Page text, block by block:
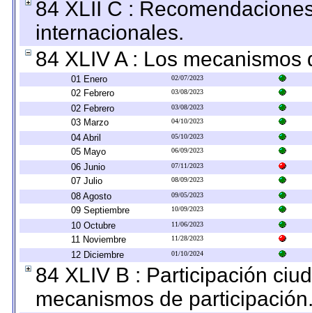
84 XLII C :
internacionales.
84 XLIV A : Los
01 Enero 02/07/2023
02 Febrero 03/08/2023
02 Febrero 03/08/2023
03 Marzo 04/10/2023
04 Abril 05/10/2023
05 Mayo 06/09/2023
06 Junio 07/11/2023
07 Julio 08/09/2023
08 Agosto 09/05/2023
09 Septiembre 10/09/2023
10 Octubre 11/06/2023
11 Noviembre 11/28/2023
12 Diciembre 01/10/2024
84 XLIV B : Participación
mecanismos de